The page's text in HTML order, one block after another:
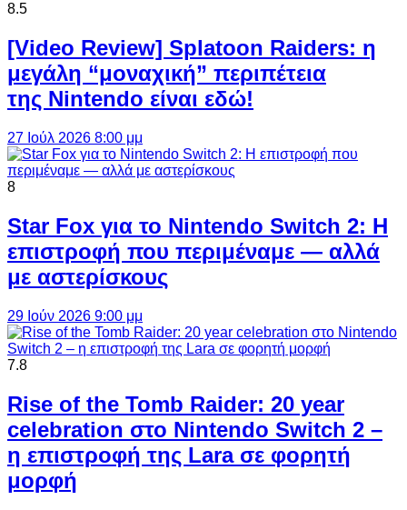
8.5
[Video Review] Splatoon Raiders: η
μεγάλη “μοναχική” περιπέτεια
της Nintendo είναι εδώ!
27 Ιούλ 2026 8:00 μμ
8
Star Fox για το Nintendo Switch 2: Η
επιστροφή που περιμέναμε — αλλά
με αστερίσκους
29 Ιούν 2026 9:00 μμ
7.8
Rise of the Tomb Raider: 20 year
celebration στο Nintendo Switch 2 –
η επιστροφή της Lara σε φορητή
μορφή